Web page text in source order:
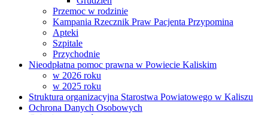
Przemoc w rodzinie
Kampania Rzecznik Praw Pacjenta Przypomina
Apteki
Szpitale
Przychodnie
Nieodpłatna pomoc prawna w Powiecie Kaliskim
w 2026 roku
w 2025 roku
Struktura organizacyjna Starostwa Powiatowego w Kaliszu
Ochrona Danych Osobowych